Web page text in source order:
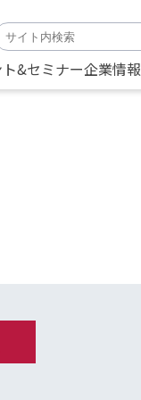
&セミナー企業情報